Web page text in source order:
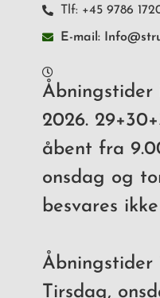
Tlf: +45 9786
E-mail:
Åbningstider
2026.
åbent fra
onsdag og
besvares
Åbningstider
Tirsdag,